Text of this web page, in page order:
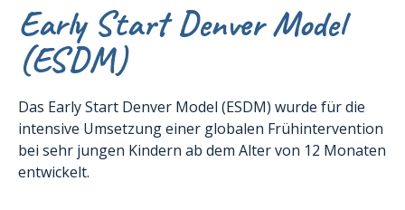
Early Start Denver Model
(ESDM)
Das Early Start Denver Model (ESDM) wurde für die
intensive Umsetzung einer globalen Frühintervention
bei sehr jungen Kindern ab dem Alter von 12 Monaten
entwickelt.